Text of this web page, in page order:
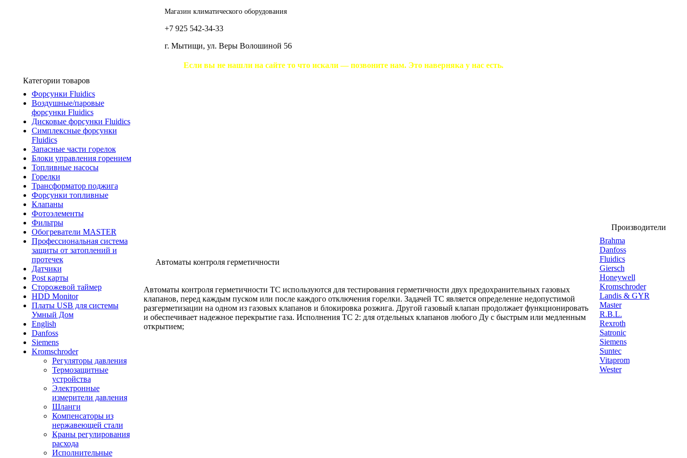
Магазин климатического оборудования
+7 925 542-34-33
г. Мытищи, ул. Веры Волошиной 56
Если вы не нашли на сайте то что искали — позвоните нам. Это наверняка у нас есть.
Категории товаров
Форсунки Fluidics
Воздушные/паровые
форсунки Fluidics
Дисковые форсунки Fluidics
Симплексные форсунки
Fluidics
Запасные части горелок
Блоки управления горением
Топливные насосы
Горелки
Трансформатор поджига
Форсунки топливные
Клапаны
Фотоэлементы
Фильтры
Обогреватели MASTER
Профессиональная система
защиты от затоплений и
протечек
Датчики
Post карты
Сторожевой таймер
HDD Monitor
Платы USB для системы
Умный Дом
English
Danfoss
Siemens
Kromschroder
Регуляторы давления
Термозащитные
устройства
Электронные
измерители давления
Шланги
Компенсаторы из
нержавеющей стали
Краны регулирования
расхода
Исполнительные
Автоматы контроля герметичности
Автоматы контроля герметичности ТС используются для тестирования герметичности двух предохранительных газовых
клапанов, перед каждым пуском или после каждого отключения горелки. Задачей ТС является определение недопустимой
разгерметизации на одном из газовых клапанов и блокировка розжига. Другой газовый клапан продолжает функционировать
и обеспечивает надежное перекрытие газа. Исполнения TC 2: для отдельных клапанов любого Ду с быстрым или медленным
открытием;
Производители
Brahma
Danfoss
Fluidics
Giersch
Honeywell
Kromschroder
Landis & GYR
Master
R.B.L.
Rexroth
Satronic
Siemens
Suntec
Vitaprom
Wester